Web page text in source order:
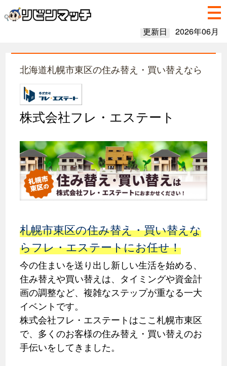
更新日 2026年06月
北海道札幌市東区の住み替え・買い替えなら
株式会社フレ・エステート
札幌市東区の住み替え・買い替えな
らフレ・エステートにお任せ！
今の住まいを送り出し新しい生活を始める、
住み替えや買い替えは、タイミングや資金計
画の調整など、複雑なステップが重なる一大
イベントです。
株式会社フレ・エステートはここ札幌市東区
で、多くのお客様の住み替え・買い替えのお
手伝いをしてきました。